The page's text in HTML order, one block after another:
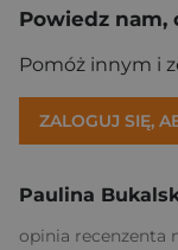
Powiedz nam,
Pomóż innym i
ZALOGUJ SIĘ,
Paulina
opinia recenzenta